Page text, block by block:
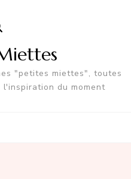
"petites miettes", toutes
du moment